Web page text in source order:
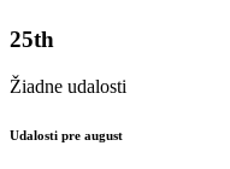
25th
Žiadne udalosti
Udalosti pre august